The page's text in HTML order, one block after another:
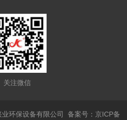
关注微信
业环保设备有限公司备案号：京ICP备